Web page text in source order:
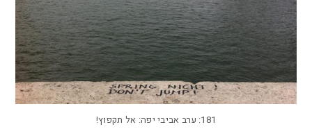
181: ערב אביבי יפה: אל תקפוץ!